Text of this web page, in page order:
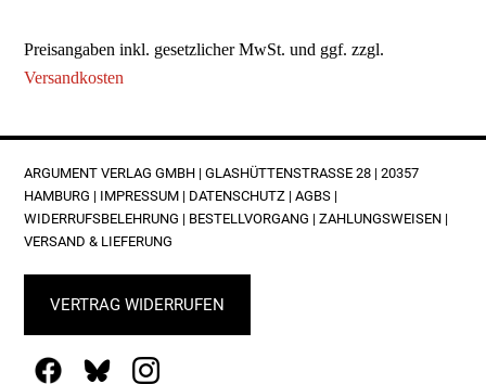
Preisangaben inkl. gesetzlicher MwSt. und ggf. zzgl.
Versandkosten
FOOTER
ARGUMENT VERLAG GMBH | GLASHÜTTENSTRASSE 28 | 20357 H
AMBURG | IMPRESSUM | DATENSCHUTZ |AGBS |
WIDERRUFSBELEHRUNG | BESTELLVORGANG |ZAHLUNGSWEISEN |
VERSAND & LIEFERUNG
VERTRAG WIDERRUFEN